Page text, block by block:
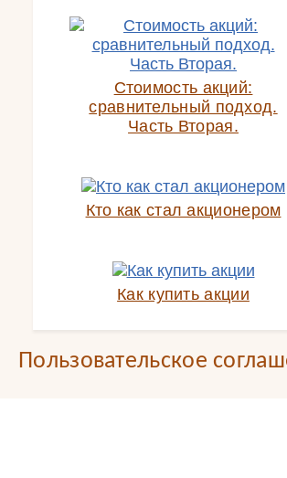
Стоимость акций:
сравнительный подход.
Часть Вторая.
Кто как стал акционером
Как купить акции
Пользовательское